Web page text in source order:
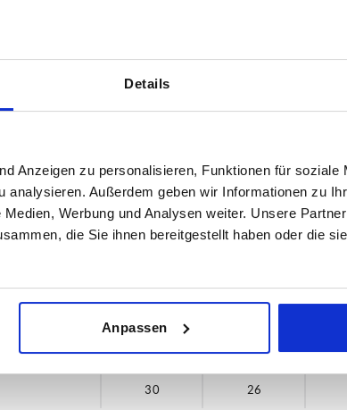
Details
Anzeigen zu personalisieren, Funktionen für soziale
analysieren. Außerdem geben wir Informationen zu
Werbung und Analysen weiter. Unsere
die Sie ihnen bereitgestellt haben oder die
Anpassen
mehrmals täglich aktualisiert.
Sie das bestätigte
4-20 Tage
25 22
30 26